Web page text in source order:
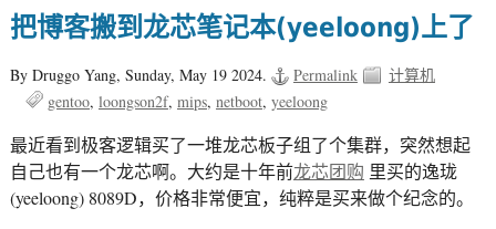
把博客搬到龙芯笔记本(yeeloong)上了
By Druggo Yang, Sunday, May 19 2024. Permalink
计算机
gentoo loongson2f mips netboot yeeloong
最近看到极客逻辑买了一堆龙芯板子组了个集群，突然想起
自己也有一个龙芯啊。大约是十年前龙芯团购 里买的逸珑
(yeeloong) 8089D，价格非常便宜，纯粹是买来做个纪念的。